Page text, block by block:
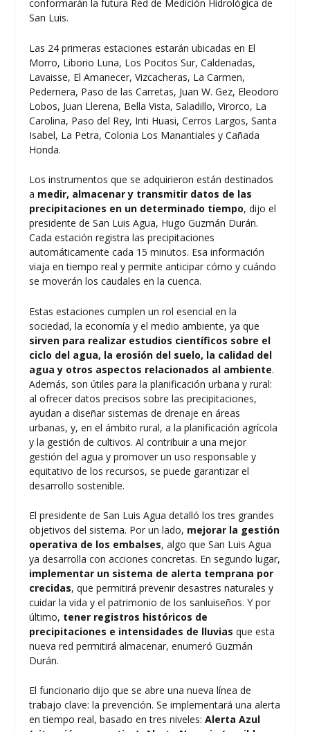
conformarán la futura Red de Medición Hidrológica de
San Luis.
Las 24 primeras estaciones estarán ubicadas en El
Morro, Liborio Luna, Los Pocitos Sur, Caldenadas,
Lavaisse, El Amanecer, Vizcacheras, La Carmen,
Pedernera, Paso de las Carretas, Juan W. Gez, Eleodoro
Lobos, Juan Llerena, Bella Vista, Saladillo, Virorco, La
Carolina, Paso del Rey, Inti Huasi, Cerros Largos, Santa
Isabel, La Petra, Colonia Los Manantiales y Cañada
Honda.
Los instrumentos que se adquirieron están destinados
a medir, almacenar y transmitir datos de las
precipitaciones en un determinado tiempo, dijo el
presidente de San Luis Agua, Hugo Guzmán Durán.
Cada estación registra las precipitaciones
automáticamente cada 15 minutos. Esa información
viaja en tiempo real y permite anticipar cómo y cuándo
se moverán los caudales en la cuenca.
Estas estaciones cumplen un rol esencial en la
sociedad, la economía y el medio ambiente, ya que
sirven para realizar estudios científicos sobre el
ciclo del agua, la erosión del suelo, la calidad del
agua y otros aspectos relacionados al ambiente.
Además, son útiles para la planificación urbana y rural:
al ofrecer datos precisos sobre las precipitaciones,
ayudan a diseñar sistemas de drenaje en áreas
urbanas, y, en el ámbito rural, a la planificación agrícola
y la gestión de cultivos. Al contribuir a una mejor
gestión del agua y promover un uso responsable y
equitativo de los recursos, se puede garantizar el
desarrollo sostenible.
El presidente de San Luis Agua detalló los tres grandes
objetivos del sistema. Por un lado, mejorar la gestión
operativa de los embalses, algo que San Luis Agua
ya desarrolla con acciones concretas. En segundo lugar,
implementar un sistema de alerta temprana por
crecidas, que permitirá prevenir desastres naturales y
cuidar la vida y el patrimonio de los sanluiseños. Y por
último, tener registros históricos de
precipitaciones e intensidades de lluvias que esta
nueva red permitirá almacenar, enumeró Guzmán
Durán.
El funcionario dijo que se abre una nueva línea de
trabajo clave: la prevención. Se implementará una alerta
en tiempo real, basado en tres niveles:Alerta Azul